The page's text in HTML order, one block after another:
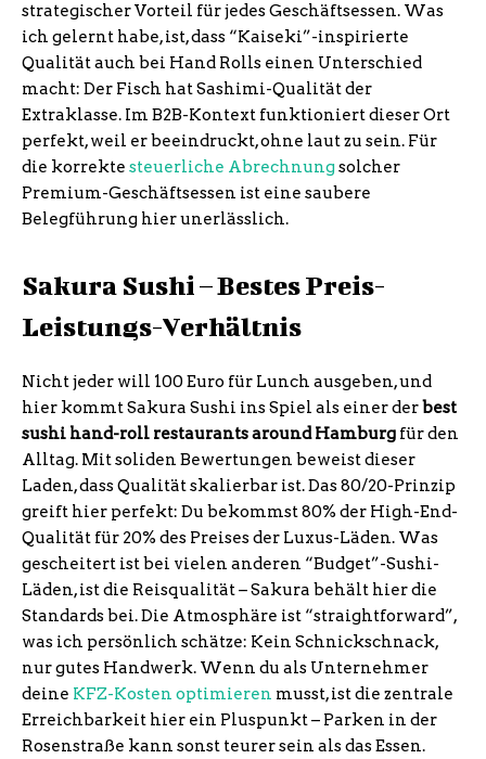
strategischer Vorteil für jedes Geschäftsessen. Was
ich gelernt habe, ist, dass “Kaiseki”-inspirierte
Qualität auch bei Hand Rolls einen Unterschied
macht: Der Fisch hat Sashimi-Qualität der
Extraklasse. Im B2B-Kontext funktioniert dieser Ort
perfekt, weil er beeindruckt, ohne laut zu sein. Für
die korrekte steuerliche Abrechnungsolcher
Premium-Geschäftsessen ist eine saubere
Belegführung hier unerlässlich.
Sakura Sushi – Bestes Preis-
Leistungs-Verhältnis
Nicht jeder will 100 Euro für Lunch ausgeben, und
hier kommt Sakura Sushi ins Spiel als einer derbest
sushi hand-roll restaurants around Hamburg für den
Alltag. Mit soliden Bewertungen beweist dieser
Laden, dass Qualität skalierbar ist. Das 80/20-Prinzip
greift hier perfekt: Du bekommst 80% der High-End-
Qualität für 20% des Preises der Luxus-Läden. Was
gescheitert ist bei vielen anderen “Budget”-Sushi-
Läden, ist die Reisqualität – Sakura behält hier die
Standards bei. Die Atmosphäre ist “straightforward”,
was ich persönlich schätze: Kein Schnickschnack,
nur gutes Handwerk. Wenn du als Unternehmer
deine KFZ-Kosten optimieren musst, ist die zentrale
Erreichbarkeit hier ein Pluspunkt – Parken in der
Rosenstraße kann sonst teurer sein als das Essen.